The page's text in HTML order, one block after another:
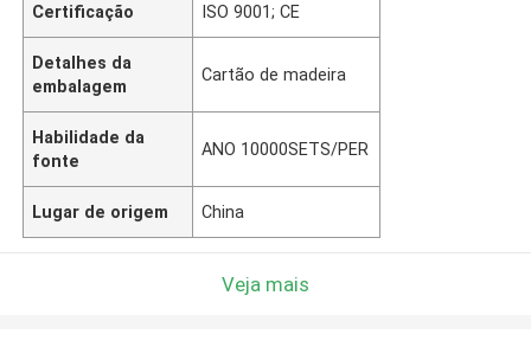
Certificação ISO 9001; CE
Detalhes da
embalagem
Cartão de madeira
Habilidade da
fonte
ANO 10000SETS/PER
Lugar de origem China
Veja mais